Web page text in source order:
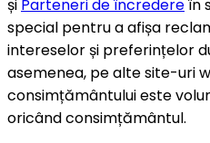
și Parteneri de încredereîn
special pentru a afișa
intereselor și preferințelor
asemenea, pe alte site-uri
consimțământului este
oricând consimțământul.